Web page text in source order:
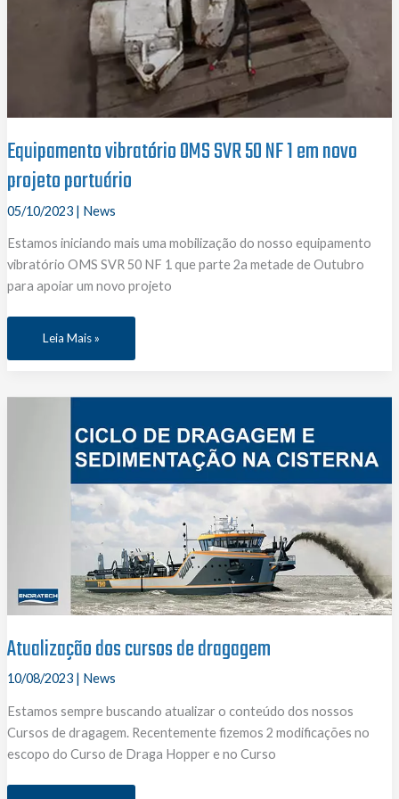
Equipamento vibratório OMS SVR 50 NF 1 em novo
projeto portuário
05/10/2023 | News
Estamos iniciando mais uma mobilização do nosso equipamento
vibratório OMS SVR 50 NF 1 que parte 2a metade de Outubro
para apoiar um novo projeto
Equipamento
OMS
NF
projeto
portuário
Leia Mais »
Atualização dos cursos de dragagem
10/08/2023 | News
Estamos sempre buscando atualizar o conteúdo dos nossos
Cursos de dragagem. Recentemente fizemos 2 modificações no
escopo do Curso de Draga Hopper e no Curso